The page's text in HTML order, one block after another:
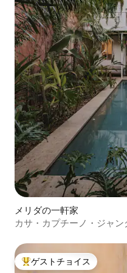
メリダの一軒家
カサ・カプチーノ・ジャ
大好評のゲストチョイスで
ゲストチョイス